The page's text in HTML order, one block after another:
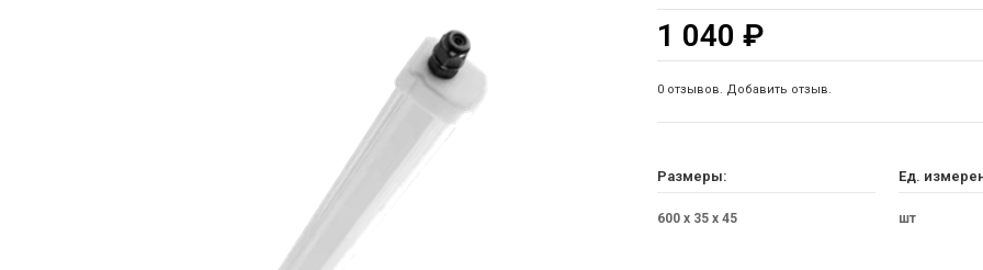
1 040 ₽
0 отзывов. Добавить отзыв.
Размеры:
600 x 35 x 45
Ед.
шт